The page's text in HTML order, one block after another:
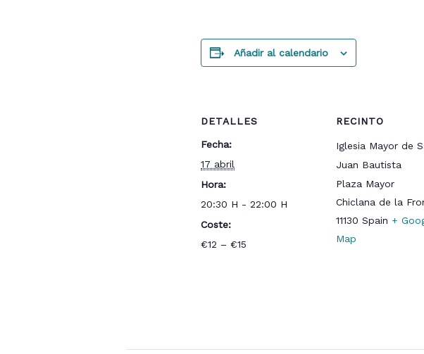
Añadir al calendario
DETALLES
Fecha:
17 abril
Hora:
20:30 H - 22:00 H
Coste:
€12 – €15
RECINTO
Iglesia Mayor de
Juan Bautista
Plaza Mayor
Chiclana de la
11130 Spain +
Map